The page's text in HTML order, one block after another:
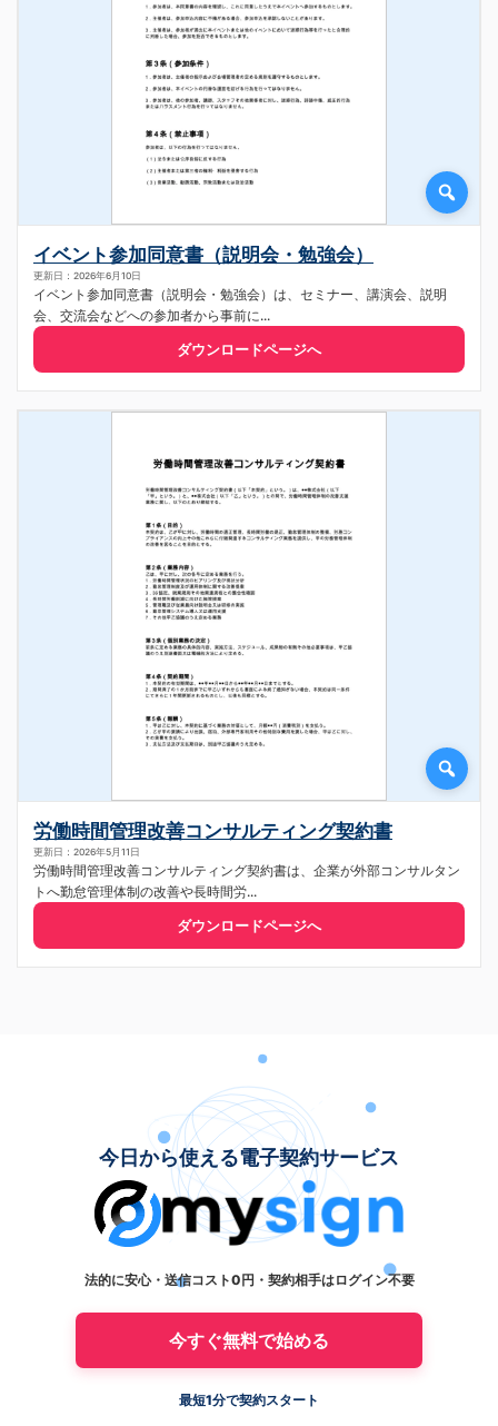
イベント参加同意書（説明会・勉強会）
更新日：2026年6月10日
イベント参加同意書（説明会・勉強会）は、セミナー、講演会、説明
会、交流会などへの参加者から事前に...
ダウンロードページへ
労働時間管理改善コンサルティング契約書
更新日：2026年5月11日
労働時間管理改善コンサルティング契約書は、企業が外部コンサルタン
トへ勤怠管理体制の改善や長時間労...
ダウンロードページへ
今日から使える電子契約サービス
法的に安心・送信コスト0円・契約相手はログイン不要
今すぐ無料で始める
最短1分で契約スタート